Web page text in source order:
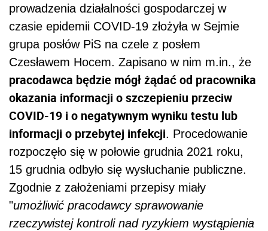
prowadzenia działalności gospodarczej w
czasie epidemii COVID-19 złożyła w Sejmie
grupa posłów PiS na czele z posłem
Czesławem Hocem. Zapisano w nim m.in., że
pracodawca będzie mógł żądać od pracownika
okazania informacji o szczepieniu przeciw
COVID-19 i o negatywnym wyniku testu lub
informacji o przebytej infekcji. Procedowanie
rozpoczęło się w połowie grudnia 2021 roku,
15 grudnia odbyło się wysłuchanie publiczne.
Zgodnie z założeniami przepisy miały
"umożliwić pracodawcy sprawowanie
rzeczywistej kontroli nad ryzykiem wystąpienia